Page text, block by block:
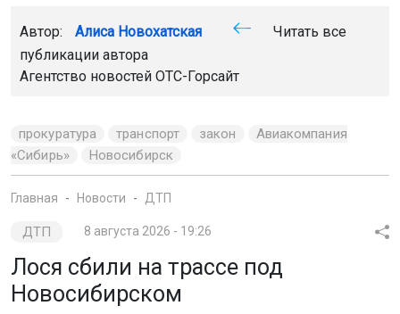
Автор: Алиса Новохатская
Читать все
публикации автора
Агентство новостей ОТС-Горсайт
прокуратура транспорт закон
Авиакомпания
«Сибирь»
Новосибирск
Главная Новости ДТП
ДТП 8 августа 2026 - 19:26
Лося сбили на трассе под
Новосибирском